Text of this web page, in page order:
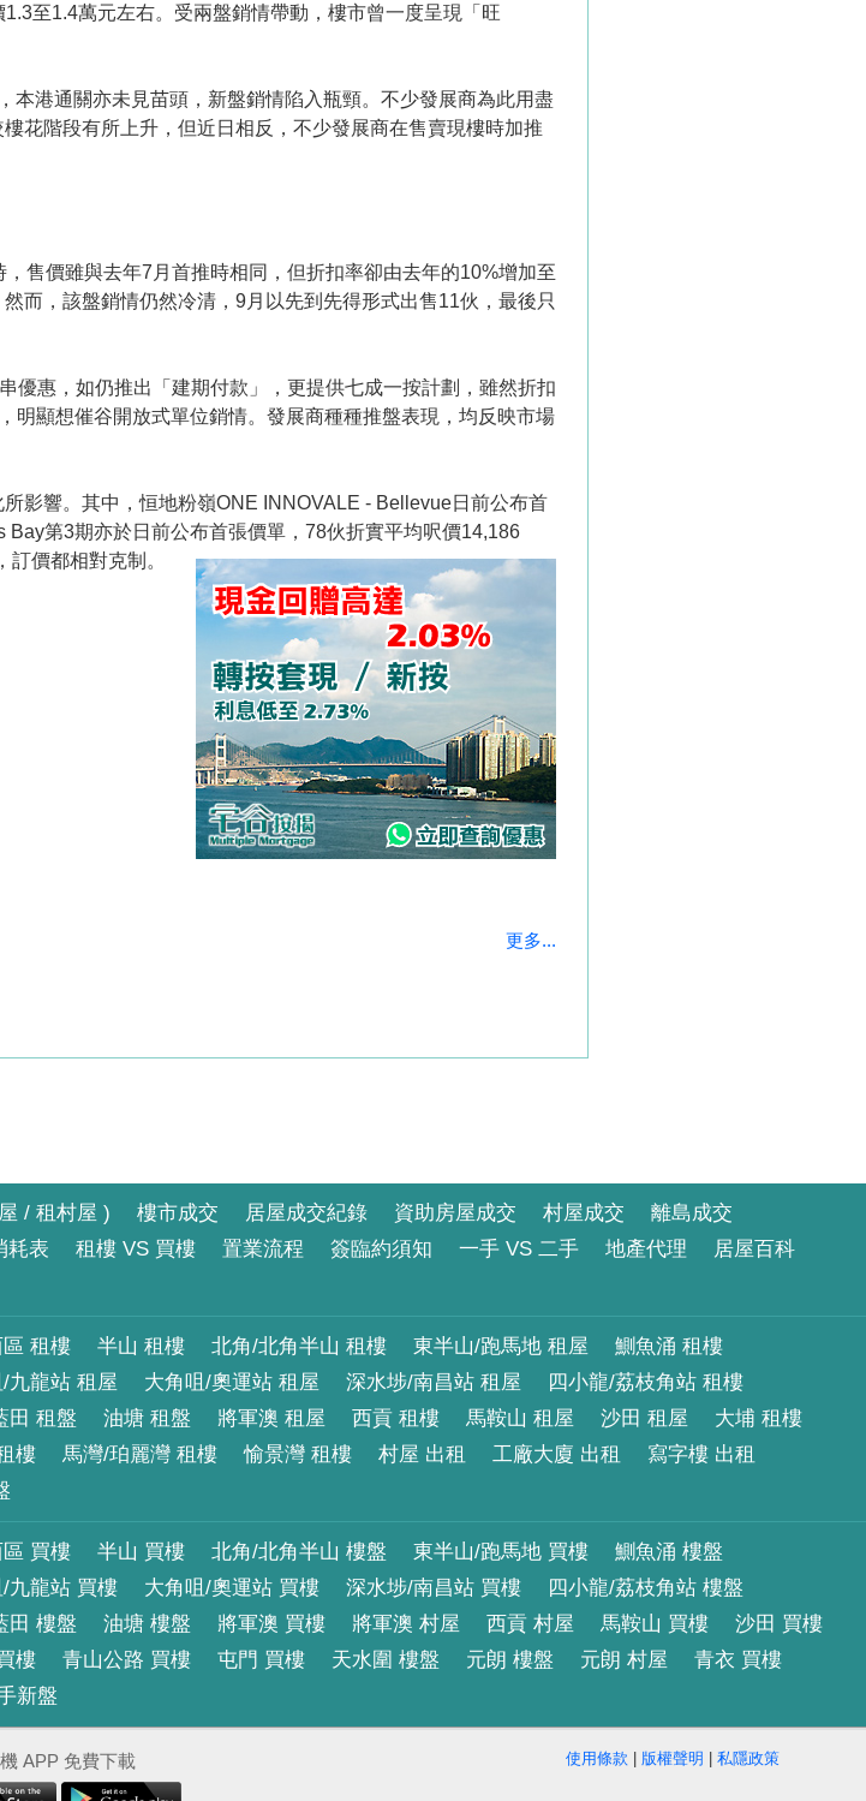
至1.4萬元左右。受兩盤銷情帶動，樓市曾一度呈現「旺
港通關亦未見苗頭，新盤銷情陷入瓶頸。不少發展商為此用盡
花階段有所上升，但近日相反，不少發展商在售賣現樓時加推
售價雖與去年7月首推時相同，但折扣率卻由去年的10%增加至
而，該盤銷情仍然冷清，9月以先到先得形式出售11伙，最後只
優惠，如仍推出「建期付款」，更提供七成一按計劃，雖然折扣
明顯想催谷開放式單位銷情。發展商種種推盤表現，均反映市場
影響。其中，恒地粉嶺ONE INNOVALE - Bellevue日前公布首
第3期亦於日前公布首張價單，78伙折實平均呎價14,186
價都相對克制。
更多...
/ 租村屋 ) 樓市成交 居屋成交紀錄 資助房屋成交 村屋成交
離島成交
耗表 租樓 VS 買樓 置業流程 簽臨約須知 一手 VS 二手 地產代理
居屋百科
租樓 半山 租樓 北角/北角半山 租樓 東半山/跑馬地 租屋
鰂魚涌 租樓
九龍站 租屋 大角咀/奧運站 租屋 深水埗/南昌站 租屋
四小龍/荔枝角站 租樓
田 租盤 油塘 租盤 將軍澳 租屋 西貢 租樓 馬鞍山 租屋 沙田 租屋
大埔 租樓
樓 馬灣/珀麗灣 租樓 愉景灣 租樓 村屋 出租 工廠大廈 出租
寫字樓 出租
買樓 半山 買樓 北角/北角半山 樓盤 東半山/跑馬地 買樓
鰂魚涌 樓盤
九龍站 買樓 大角咀/奧運站 買樓 深水埗/南昌站 買樓
四小龍/荔枝角站 樓盤
田 樓盤 油塘 樓盤 將軍澳 買樓 將軍澳 村屋 西貢 村屋 馬鞍山 買樓
沙田 買樓
樓 青山公路 買樓 屯門 買樓 天水圍 樓盤 元朗 樓盤 元朗 村屋
青衣 買樓
新盤
APP 免費下載 使用條款 | 版權聲明 | 私隱政策